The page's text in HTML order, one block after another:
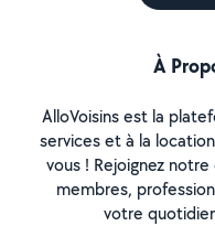
À
AlloVoisins est la
services et à la
vous ! Rejoignez
membres,
votre